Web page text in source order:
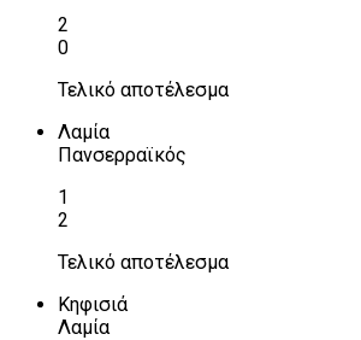
2
0
Τελικό αποτέλεσμα
Λαμία
Πανσερραϊκός
1
2
Τελικό αποτέλεσμα
Κηφισιά
Λαμία